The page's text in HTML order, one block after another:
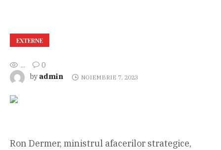
EXTERNE
...
0
by admin NOIEMBRIE 7, 2023
Ron Dermer, ministrul afacerilor strategice,